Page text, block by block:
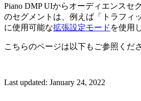
Piano DMP UIからオーディエンス
のセグメントは、例えば「トラフィ
に使用可能な拡張設定モード を使用
こちらのページは以下もご参照くださ
Last updated: January 24, 2022